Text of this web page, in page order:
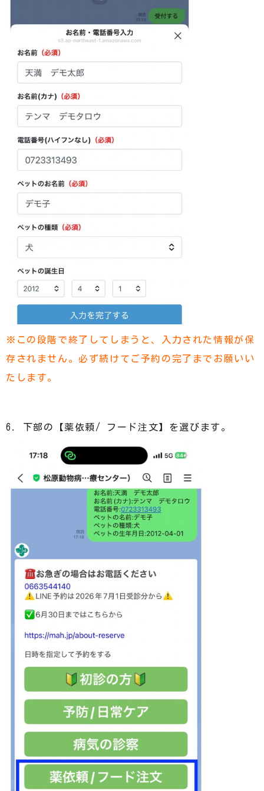
※この段階で終了してしまうと、入力された情報が保
存されません。必ず続けてご予約の完了までお願いい
たします。
6. 下部の【薬依頼/ フード注文】を選びます。